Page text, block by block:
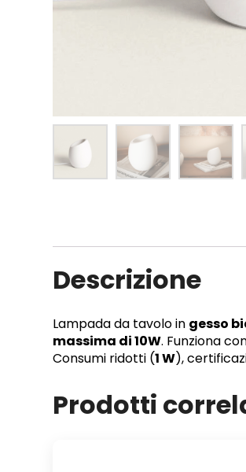
Descrizione
Lampada da tavolo in gesso
massima di 10W. Funziona
Consumi ridotti (1 W),
Prodotti